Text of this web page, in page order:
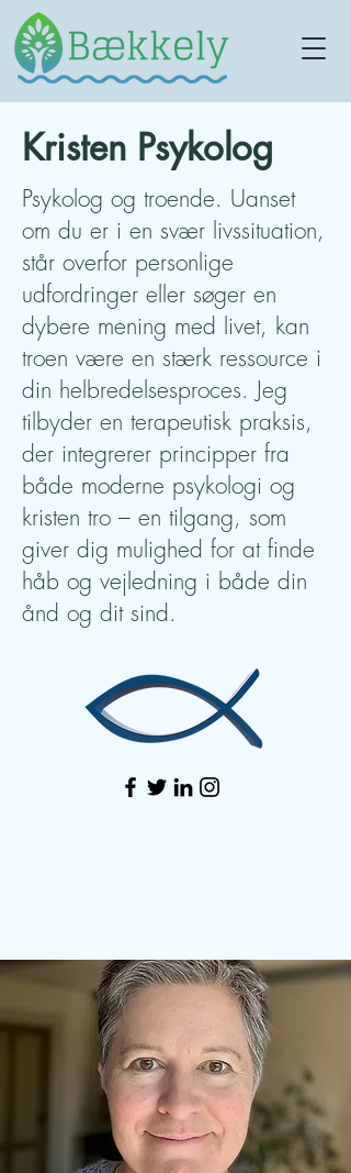
Kristen Psykolog
Psykolog og troende. Uanset
om du er i en svær livssituation,
står overfor personlige
udfordringer eller søger en
dybere mening med livet, kan
troen være en stærk ressource i
din helbredelsesproces. Jeg
tilbyder en terapeutisk praksis,
der integrerer principper fra
både moderne psykologi og
kristen tro – en tilgang, som
giver dig mulighed for at finde
håb og vejledning i både din
ånd og dit sind.